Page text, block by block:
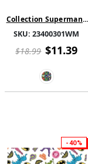
Collection Superman -
SKU:23400301WM
$18.99 $11.39
-40%